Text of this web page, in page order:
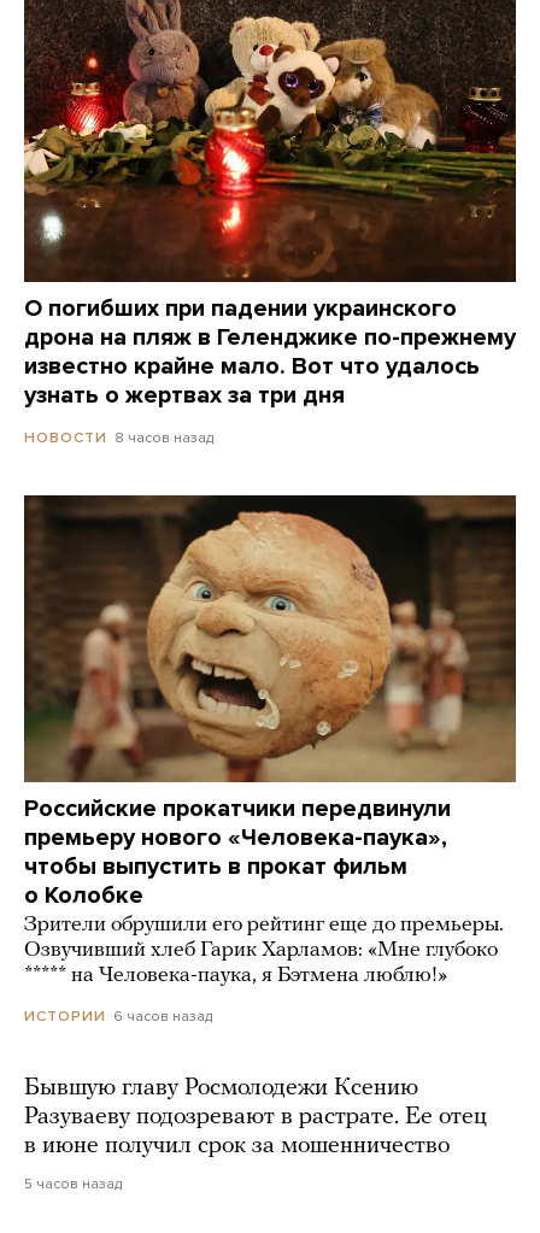
О погибших при падении украинского
дрона на пляж в Геленджике по-прежнему
известно крайне мало. Вот что удалось
узнать о жертвах за три дня
НОВОСТИ 8 часов назад
Российские прокатчики передвинули
премьеру нового «Человека-паука»,
чтобы выпустить в прокат фильм
о Колобке
Зрители обрушили его рейтинг еще до премьеры.
Озвучивший хлеб Гарик Харламов: «Мне глубоко
***** на Человека-паука, я Бэтмена люблю!»
ИСТОРИИ 6 часов назад
Бывшую главу Росмолодежи Ксению
Разуваеву подозревают в растрате. Ее отец
в июне получил срок за мошенничество
5 часов назад